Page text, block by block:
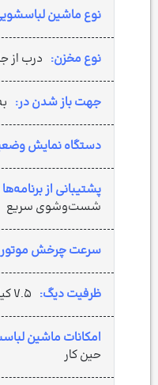
نوع ماشین
نوع مخزن: درب از
جهت باز شدن در:
دستگاه نمایش
پشتیبانی از
شست‌وشوی سریع
سرعت چرخش
ظرفیت دیگ: ۷.۵ کیلوگرم
امکانات ماشین
حین کار